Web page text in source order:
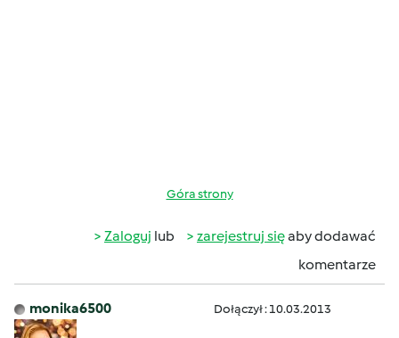
Góra strony
Zaloguj lub zarejestruj sięaby dodawać
komentarze
monika6500 Dołączył : 10.03.2013